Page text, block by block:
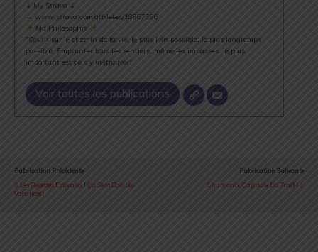
⇣ My Strava ⇣
→ www.strava.com/athletes/18867396
Ma Philosophie
"Courir sur le chemin de la vie, le plus loin possible, le plus longtemps
possible. Emprunter tous les sentiers, même les impasses, le plus
important est de s’y (re)trouver".
Voir toutes les publications
Publication Précédente
Les Recettes Estivales ! Ça Sent Bon Les
Vacances!
Publication Suivante
Chamonix, Capitale Du Trail !